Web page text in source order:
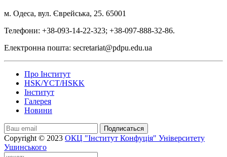
м. Одеса, вул. Єврейська, 25. 65001
Телефони: +38-093-14-22-323; +38-097-888-32-86.
Електронна пошта: secretariat@pdpu.edu.ua
Про Інститут
HSK/YCT/HSKK
Інститут
Галерея
Новини
Подписаться
Copyright © 2023 ОКЦ "Інститут Конфуція" Університету
Ушинського